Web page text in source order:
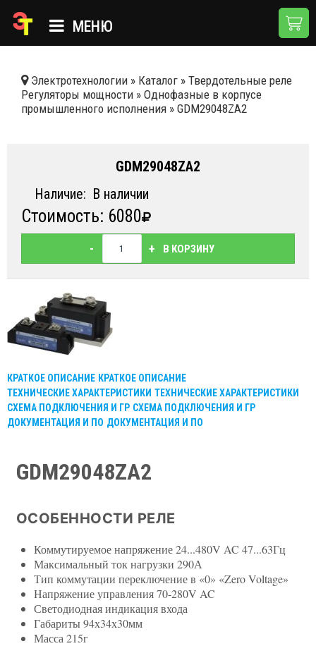
МЕНЮ
КАТАЛОГ
НОВОСТИ
ДОСТАВКА И ОПЛАТА
КОНТАКТЫ
Электротехнологии » Каталог » Твердотельные реле
Регуляторы мощности » Однофазные в корпусе
промышленного исполнения » GDM29048ZA2
GDM29048ZA2
Наличие: В наличии
Стоимость: 6080
- + В КОРЗИНУ
КРАТКОЕ ОПИСАНИЕ КРАТКОЕ ОПИСАНИЕ
ТЕХНИЧЕСКИЕ ХАРАКТЕРИСТИКИ ТЕХНИЧЕСКИЕ ХАРАКТЕРИСТИКИ
СХЕМА ПОДКЛЮЧЕНИЯ И ГР СХЕМА ПОДКЛЮЧЕНИЯ И ГР
ДОКУМЕНТАЦИЯ И ПО ДОКУМЕНТАЦИЯ И ПО
GDM29048ZA2
ОСОБЕННОСТИ РЕЛЕ
Коммутируемое напряжение 24...480V AC 47...63Гц
Максимальный ток нагрузки 290А
Тип коммутации переключение в «0» «Zero Voltage»
Напряжение управления 70-280V AC
Светодиодная индикация входа
Габариты 94х34х30мм
Масса 215г